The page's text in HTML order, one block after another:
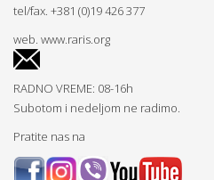
tel/fax. +381 (0)19 426 377
web. www.raris.org
RADNO VREME: 08-16h
Subotom i nedeljom ne radimo.
Pratite nas na